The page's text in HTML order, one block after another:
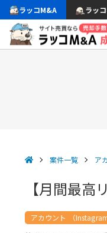
ラッコM&A ラッ
案件一覧 ア
【月間最
アカウント （Instagram